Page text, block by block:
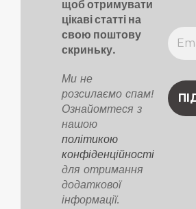
щоб отримувати
цікаві статті на
свою поштову
скриньку.
Ми не
розсилаємо спам!
Ознайомтеся з
нашою
політикою
конфіденційності
для отримання
додаткової
інформації.